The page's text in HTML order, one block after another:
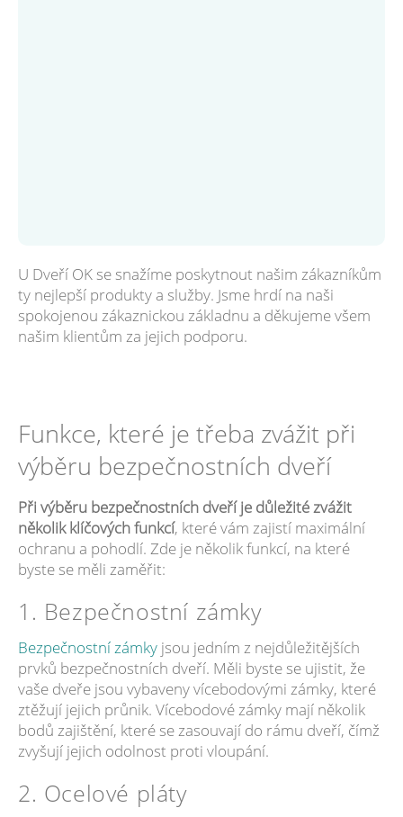
U Dveří OK se snažíme poskytnout našim zákazníkům
ty nejlepší produkty a služby. Jsme hrdí na naši
spokojenou zákaznickou základnu a děkujeme všem
našim klientům za jejich podporu.
Funkce, které je třeba zvážit při
výběru bezpečnostních dveří
Při výběru bezpečnostních dveří je důležité zvážit
několik klíčových funkcí, které vám zajistí maximální
ochranu a pohodlí. Zde je několik funkcí, na které
byste se měli zaměřit:
1. Bezpečnostní zámky
Bezpečnostní zámky jsou jedním z nejdůležitějších
prvků bezpečnostních dveří. Měli byste se ujistit, že
vaše dveře jsou vybaveny vícebodovými zámky, které
ztěžují jejich průnik. Vícebodové zámky mají několik
bodů zajištění, které se zasouvají do rámu dveří, čímž
zvyšují jejich odolnost proti vloupání.
2. Ocelové pláty